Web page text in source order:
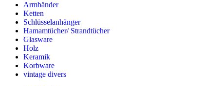
Armbänder
Ketten
Schlüsselanhänger
Hamamtücher/ Strandtücher
Glasware
Holz
Keramik
Korbware
vintage divers